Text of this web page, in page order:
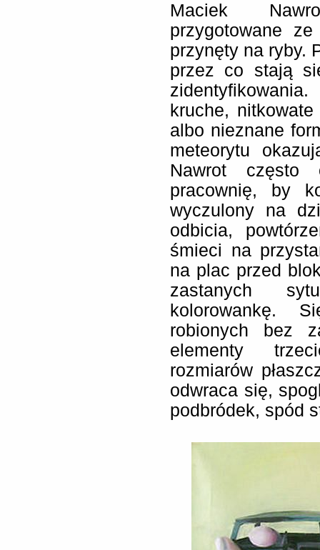
Maciek
przygotowane
przynęty na ryby.
przez co stają
kruche,
albo nieznane
meteorytu
Nawrot często
pracownię, by
wyczulony na
odbicia,
śmieci na
na plac przed
zastanych
kolorowankę.
robionych bez
elementy
rozmiarów
odwraca się,
podbródek, spód